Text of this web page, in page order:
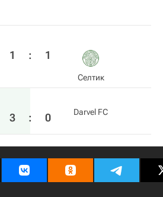
1 : 1
Селтик
3 : 0 Darvel FC